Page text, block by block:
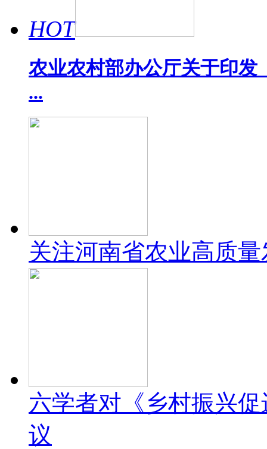
HOT
农业农村部办公厅关于印发
...
关注河南省农业高质
六学者对《乡村振兴
议